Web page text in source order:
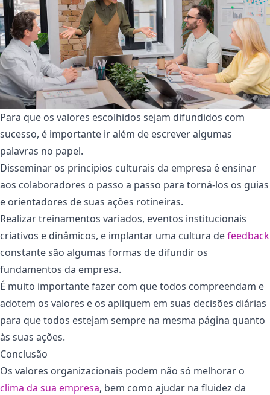
Para que os valores escolhidos sejam difundidos com
sucesso, é importante ir além de escrever algumas
palavras no papel.
Disseminar os princípios culturais da empresa é ensinar
aos colaboradores o passo a passo para torná-los os guias
e orientadores de suas ações rotineiras.
Realizar treinamentos variados, eventos institucionais
criativos e dinâmicos, e implantar uma cultura defeedback
constante são algumas formas de difundir os
fundamentos da empresa.
É muito importante fazer com que todos compreendam e
adotem os valores e os apliquem em suas decisões diárias
para que todos estejam sempre na mesma página quanto
às suas ações.
Conclusão
Os valores organizacionais podem não só melhorar o
clima da sua empresa, bem como ajudar na fluidez da